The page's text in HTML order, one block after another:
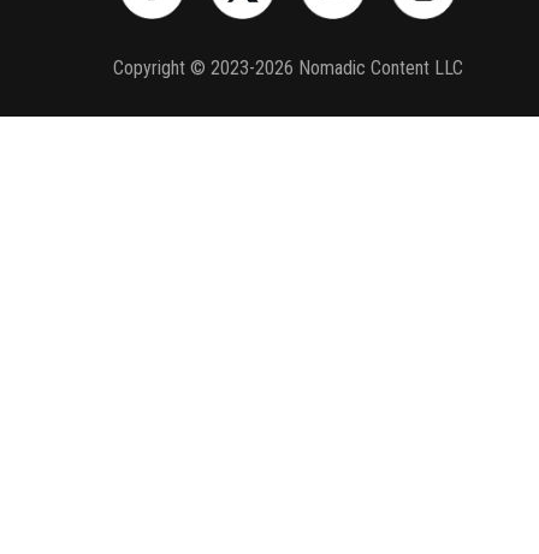
Copyright © 2023-2026 Nomadic Content LLC